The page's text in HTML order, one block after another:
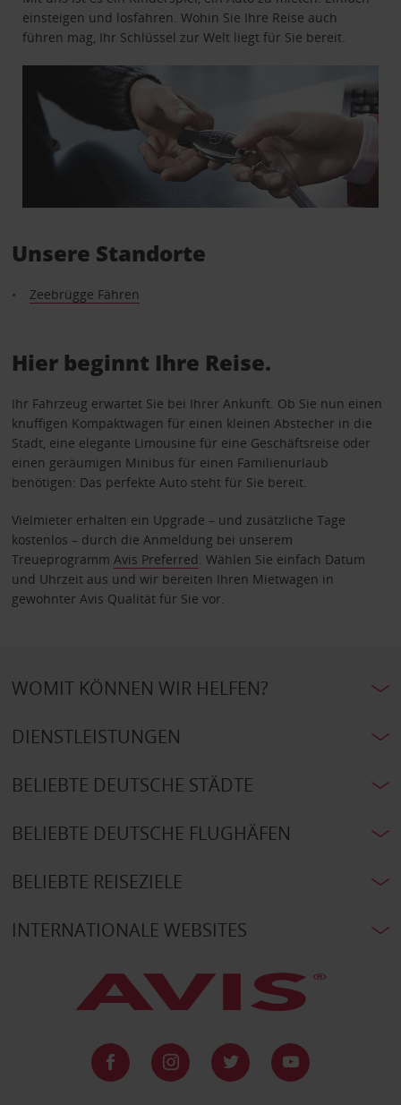
einsteigen und losfahren. Wohin Sie Ihre Reise auch
führen mag, Ihr Schlüssel zur Welt liegt für Sie bereit.
Unsere Standorte
Zeebrügge Fähren
Hier beginnt Ihre Reise.
Ihr Fahrzeug erwartet Sie bei Ihrer Ankunft. Ob Sie nun einen
knuffigen Kompaktwagen für einen kleinen Abstecher in die
Stadt, eine elegante Limousine für eine Geschäftsreise oder
einen geräumigen Minibus für einen Familienurlaub
benötigen: Das perfekte Auto steht für Sie bereit.
Vielmieter erhalten ein Upgrade – und zusätzliche Tage
kostenlos – durch die Anmeldung bei unserem
Treueprogramm Avis Preferred . Wählen Sie einfach Datum
und Uhrzeit aus und wir bereiten Ihren Mietwagen in
gewohnter Avis Qualität für Sie vor.
WOMIT KÖNNEN WIR HELFEN?
DIENSTLEISTUNGEN
BELIEBTE DEUTSCHE STÄDTE
BELIEBTE DEUTSCHE FLUGHÄFEN
BELIEBTE REISEZIELE
INTERNATIONALE WEBSITES